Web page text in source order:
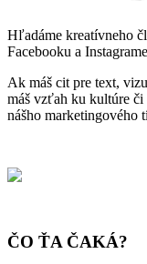
Hľadáme kreatívneho
Facebooku a
Ak máš cit pre text,
máš vzťah ku kultúre
nášho marketingového
ČO ŤA ČAKÁ?